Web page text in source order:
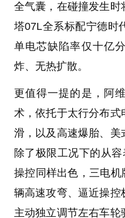
全气囊，在碰撞发生时
塔07L全系标配宁德时
单电芯缺陷率仅十亿
炸、无热扩散。
更值得一提的是，阿
术，依托于太行分布
滑，以及高速爆胎、美
除了极限工况下的从
操控同样出色，三电
辆高速攻弯、逼近操
主动独立调节左右车